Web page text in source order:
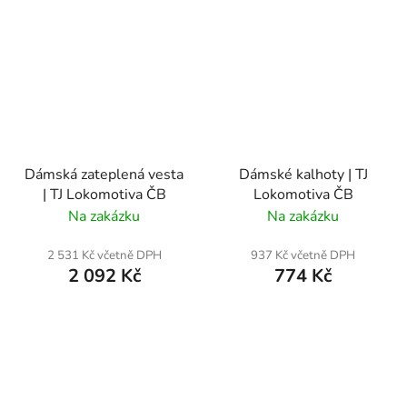
Dámská zateplená vesta
| TJ Lokomotiva ČB
Na zakázku
2 531 Kč včetně DPH
2 092 Kč
Dámské kalhoty | TJ
Lokomotiva ČB
Na zakázku
937 Kč včetně DPH
774 Kč